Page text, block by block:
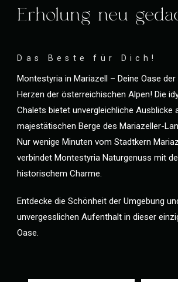
Erholung neu
Das Beste für Dich!
Montestyria in Mariazell – Deine Oase der
Herzen der österreichischen Alpen! Die
Chalets bietet unvergleichliche Ausblicke
majestätischen Berge des Mariazeller-
Nur wenige Minuten vom Stadtkern
verbindet Montestyria Naturgenuss mit
historischem Charme.
Entdecke die Schönheit der Umgebung
unvergesslichen Aufenthalt in dieser
Oase.